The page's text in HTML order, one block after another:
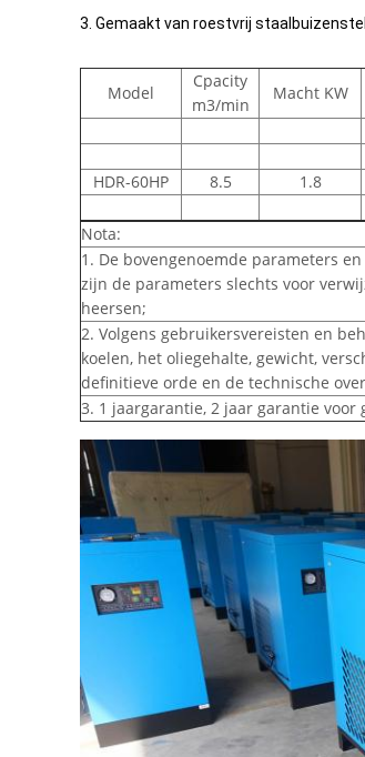
3. Gemaakt van roestvrij
Model
Cpacity
m3/min
Macht KW
HDR-60HP 8.5 1.8
Nota:
1. De bovengenoemde parameters
zijn de parameters slechts voor
heersen;
2. Volgens gebruikersvereisten en
koelen, het oliegehalte, gewicht,
definitieve orde en de technische
3. 1 jaargarantie, 2 jaar garantie voor